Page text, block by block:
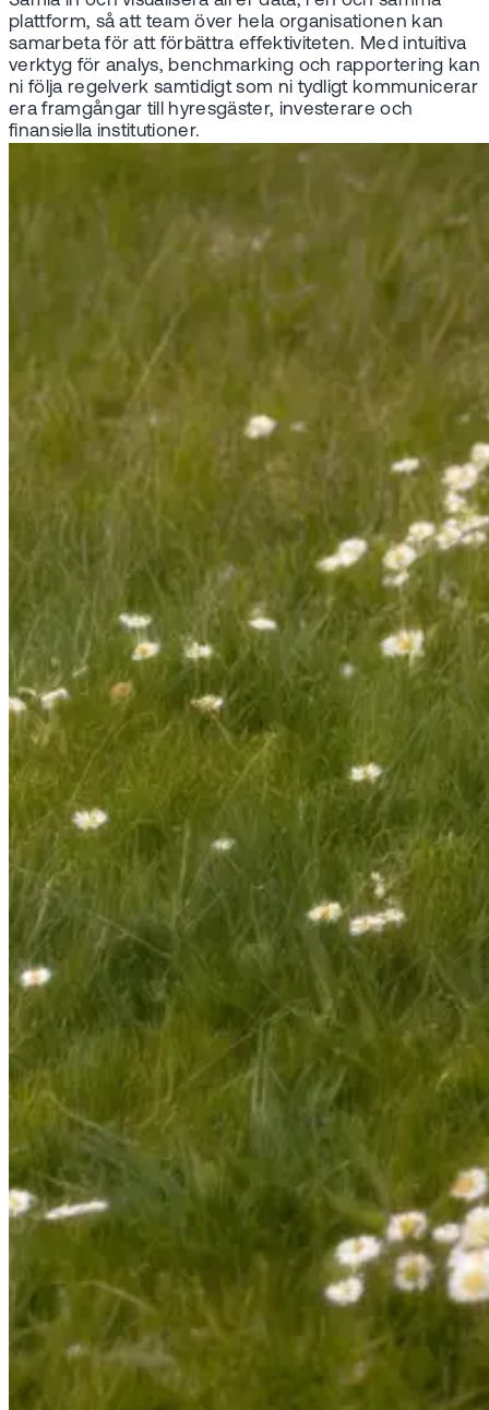
plattform, så att team över hela organisationen kan
samarbeta för att förbättra effektiviteten. Med intuitiva
verktyg för analys, benchmarking och rapportering kan
ni följa regelverk samtidigt som ni tydligt kommunicerar
era framgångar till hyresgäster, investerare och
finansiella institutioner.